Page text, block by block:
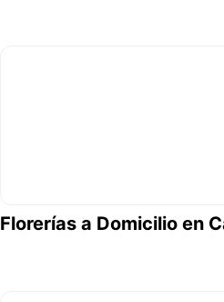
Florerías a Domicilio en